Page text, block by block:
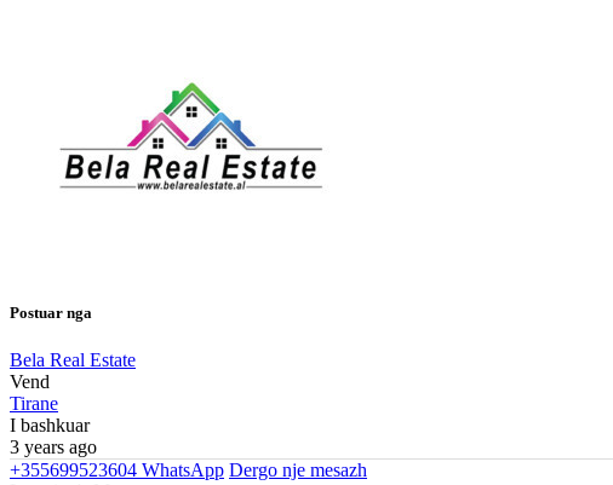
Postuar nga
Bela Real Estate
Vend
Tirane
I bashkuar
3 years ago
+355699523604 WhatsApp Dergo nje mesazh